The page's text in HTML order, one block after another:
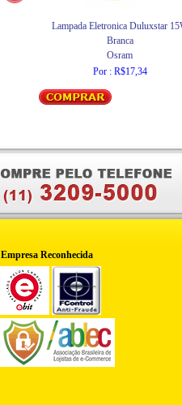
Lampada Eletronica Duluxstar
Branca
Osram
Por : R$17,34
Empresa Reconhecida